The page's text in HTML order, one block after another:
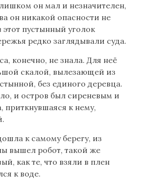
он мал и незначителен,
он никакой опасности не
этот пустынный уголок
редко заглядывали суда.
конечно, не знала. Для неё
скалой, вылезающей из
без единого деревца.
и остров был сиреневым и
приткнувшаяся к нему,
к самому берегу, из
вышел робот, такой же
как те, что взяли в плен
к воде.